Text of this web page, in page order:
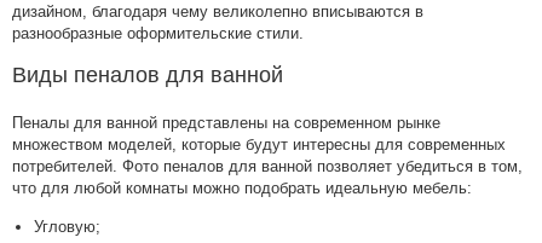
дизайном, благодаря чему великолепно вписываются в
разнообразные оформительские стили.
Виды пеналов для ванной
Пеналы для ванной представлены на современном рынке
множеством моделей, которые будут интересны для современных
потребителей. Фото пеналов для ванной позволяет убедиться в том,
что для любой комнаты можно подобрать идеальную мебель:
Угловую;